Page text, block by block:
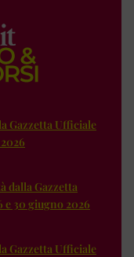
Gazzetta Ufficiale
dalla Gazzetta
e 30 giugno 2026
Gazzetta Ufficiale